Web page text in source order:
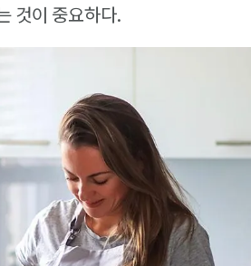
것이 중요하다.